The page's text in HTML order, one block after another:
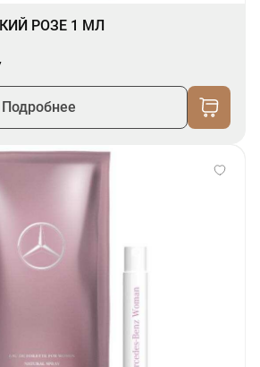
РОЗЕ 1 МЛ
Подробнее